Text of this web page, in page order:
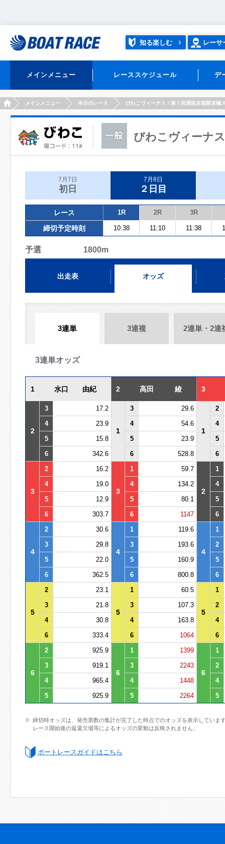
知る楽しむ レーサ
メインメニュー レーススケジュール デ
HOMEメインメニュー 本日のレース びわこヴィーナス！第７回酒処京都新京極
びわこヴィーナ
7月7日
初日
7月8日
２日目
レース 1R 2R 3R
締切予定時刻 10:38 11:10 11:38
予選 1800m
出走表 オッズ
3連単 3連複 2連単・2連
3連単オッズ
1 水口 由紀 2 高田 綾 3
2
3 17.2
1
3 29.6
1
2
4
23.9 4 54.6
4
5
15.8 5 23.9
5
6
342.6 6 528.8 6
3
2 16.2
3
1 59.7
2
1
4
19.0 4 134.2
4
5
12.9 5 80.1
5
6
303.7 6 1147 6
4
2 30.6
4
1 119.6
4
1
3
29.8 3 193.6
2
5
22.0 5 160.9
5
6
362.5 6 800.8 6
5
2 23.1
5
1 60.5
5
1
3
21.8 3 107.3
2
4
30.8 4 163.8
4
6
333.4 6 1064 6
6
2 925.9
6
1 1399
6
1
3
919.1 3 2243
2
4
965.4 4 1448
4
5
925.9 5 2264 5
締切時オッズは、発売票数の集計が完了した時点でのオッズを表示していま
レース開始後の返還欠場等によるオッズの変動は反映されません。
ボートレースガイドはこちら